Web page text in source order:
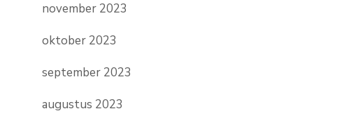
november 2023
oktober 2023
september 2023
augustus 2023